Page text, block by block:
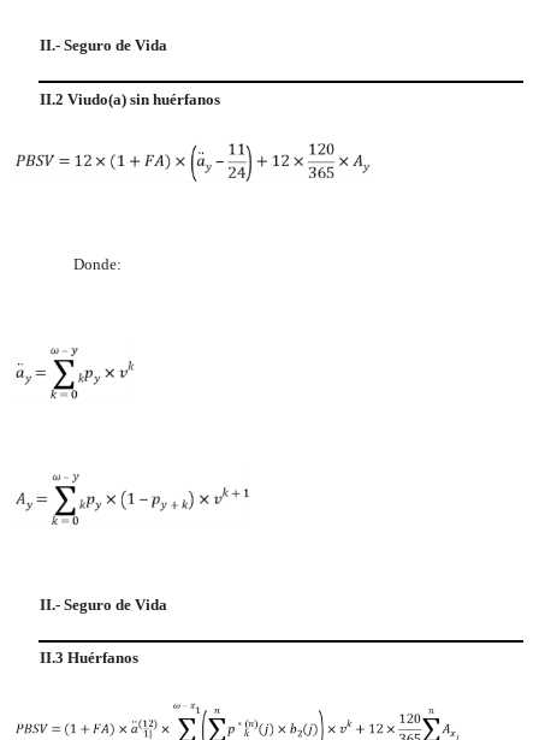
II.- Seguro de Vida
II.2 Viudo(a) sin huérfanos
Donde:
II.- Seguro de Vida
II.3 Huérfanos